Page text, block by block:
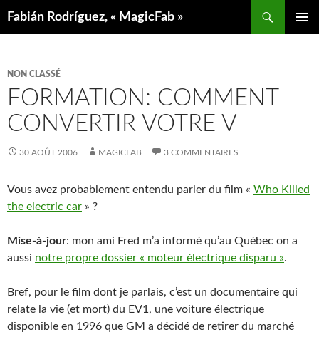
Fabián Rodríguez, « MagicFab »
NON CLASSÉ
FORMATION: COMMENT
CONVERTIR VOTRE V
30 AOÛT 2006 MAGICFAB 3 COMMENTAIRES
Vous avez probablement entendu parler du film « Who Killed
the electric car » ?
Mise-à-jour: mon ami Fred m’a informé qu’au Québec on a
aussi notre propre dossier « moteur électrique disparu ».
Bref, pour le film dont je parlais, c’est un documentaire qui
relate la vie (et mort) du EV1, une voiture électrique
disponible en 1996 que GM a décidé de retirer du marché